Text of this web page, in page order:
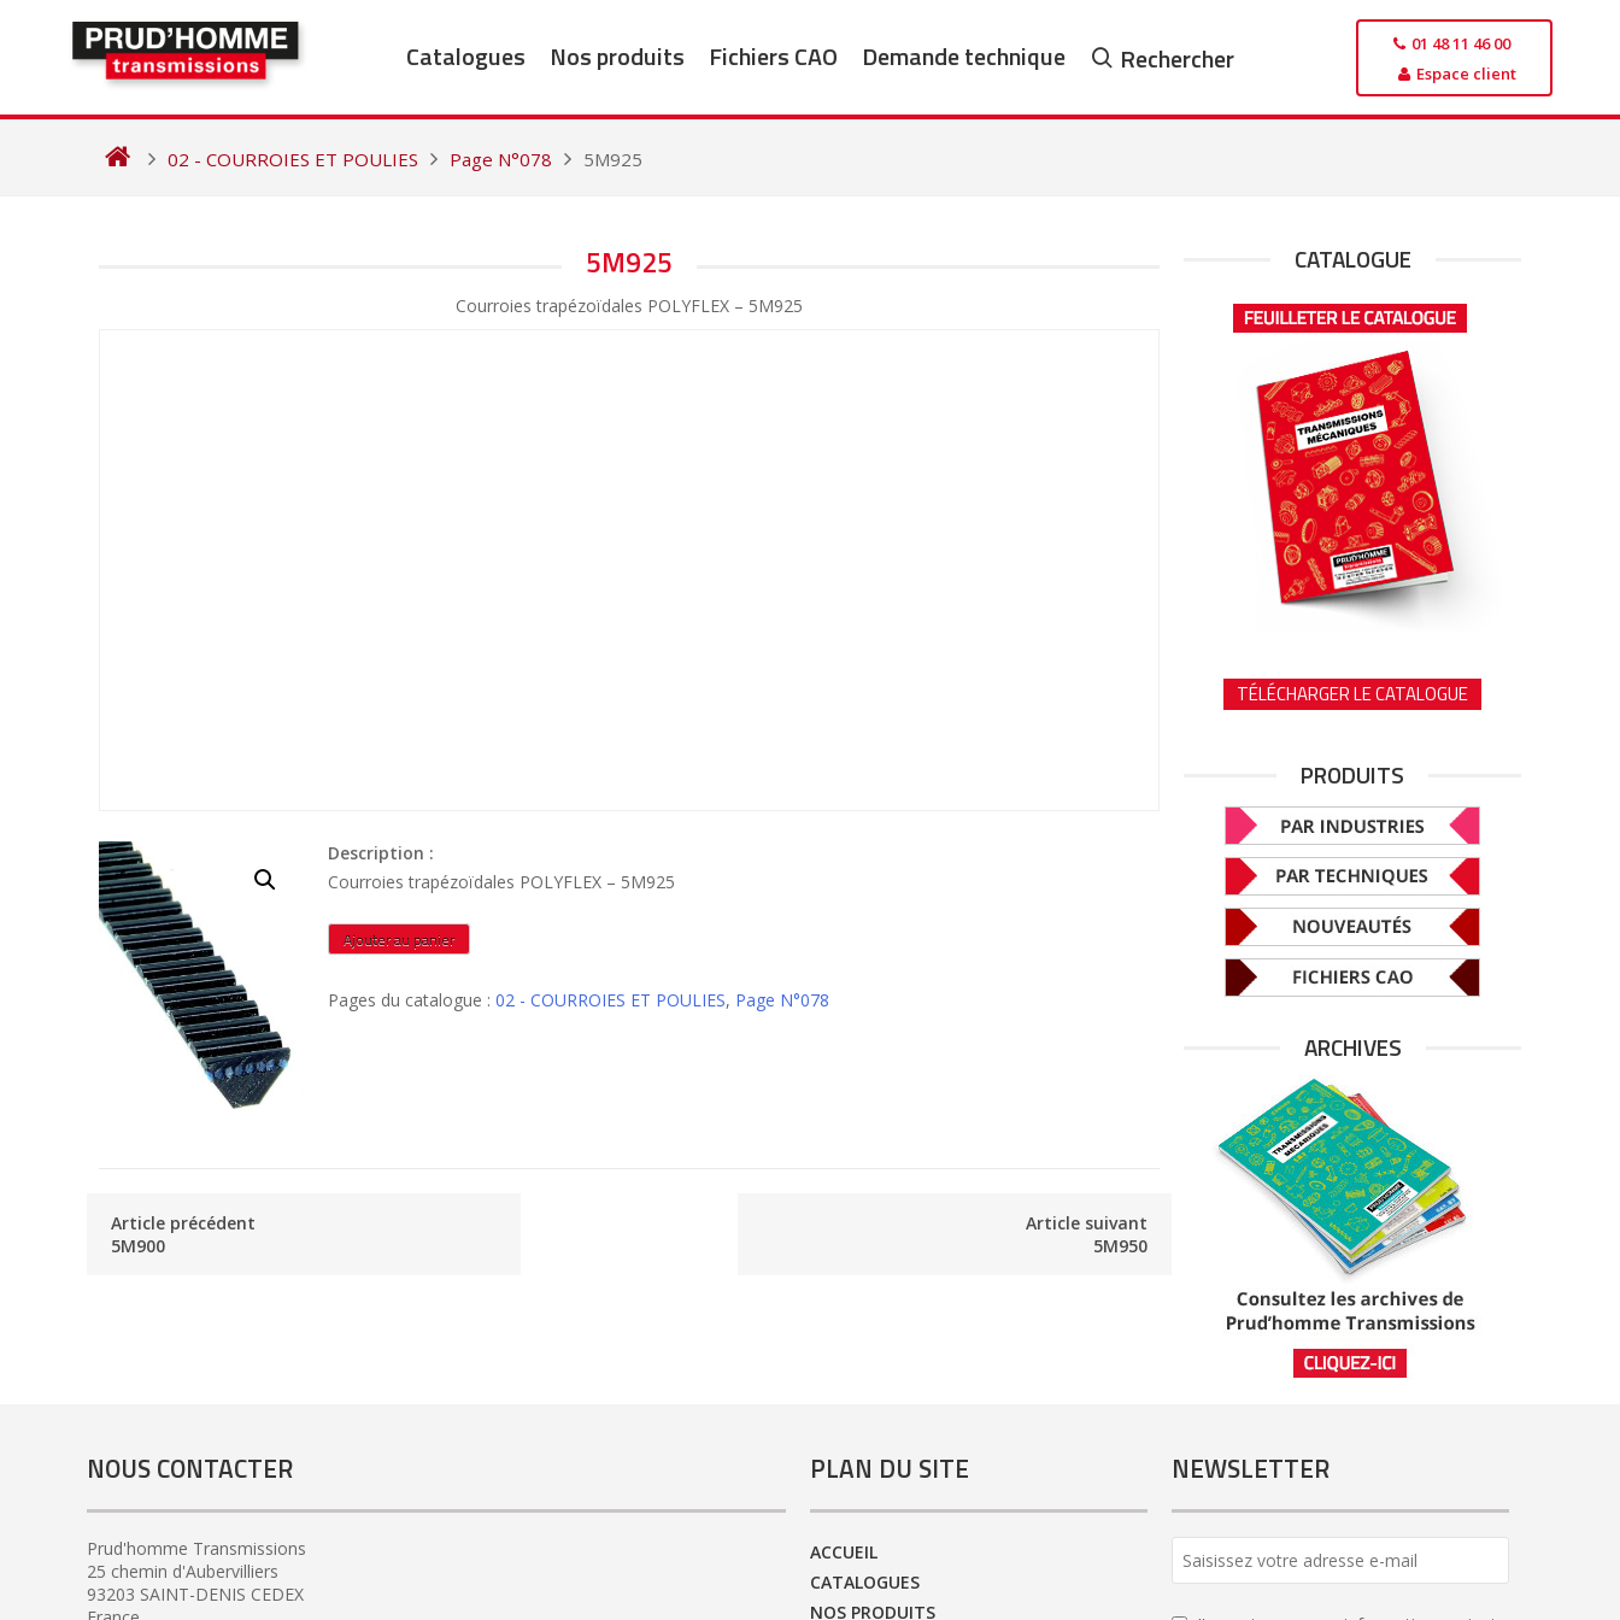
Catalogues Nos produits Fichiers CAO Demande technique Rechercher
01 48 11 46 00
Espace client
02 - COURROIES ET POULIES Page N°078 5M925
5M925
Courroies trapézoïdales POLYFLEX – 5M925
Description :
Courroies trapézoïdales POLYFLEX – 5M925
quantité
de
Ajouter au panier
Pages du catalogue : 02 - COURROIES ET POULIES, Page N°078
Article précédent
5M900
Article suivant
5M950
CATALOGUE
TÉLÉCHARGER LE CATALOGUE
PRODUITS
ARCHIVES
NOUS CONTACTER
Prud'homme Transmissions
25 chemin d'Aubervilliers
93203 SAINT-DENIS CEDEX
PLAN DU SITE
ACCUEIL
CATALOGUES
NOS PRODUITS
NEWSLETTER